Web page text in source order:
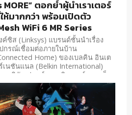
MORE” ตอกย้ำผู้นำเราเตอร์
ห้มากกว่า พร้อมเปิดตัว
WiFi 6 MR Series
ค์ซิส (Linksys) แบรนด์ชั้นนำเรื่อง
กรณ์เชื่อมต่อภายในบ้าน
Home) ของเบลคิน อินเต
เนชันแนล (Belkin International)
ละบริษัท ฟอกส์คอน อินเตอร์คอนเน็ค
คโนโลยี (Foxconn Interconnect
FIT) ที่ได้ควบรวมกิจการ
าด้วยกัน เดินหน้าเปิดตัวแคมเปญ
is MORE”...